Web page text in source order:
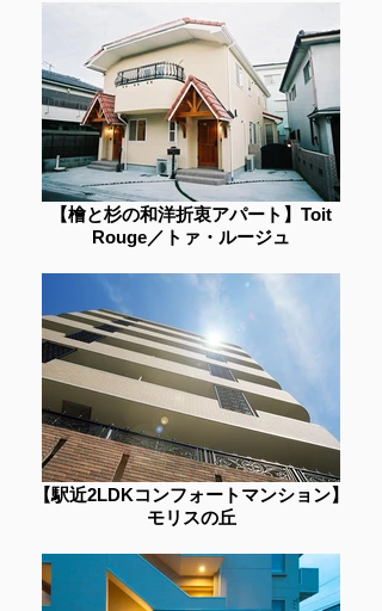
【檜と杉の和洋折衷アパート】Toit
Rouge／トァ・ルージュ
【駅近2LDKコンフォートマンション】
モリスの丘